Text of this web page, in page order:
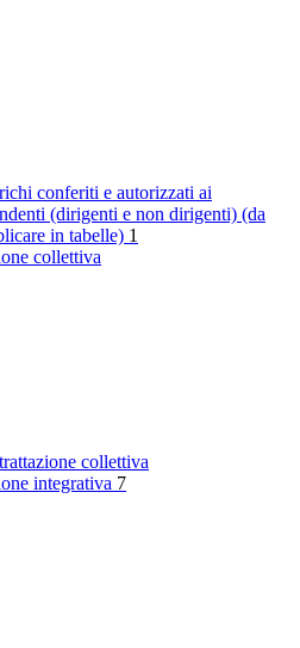
conferiti e autorizzati ai
(dirigenti e non dirigenti) (da
in tabelle) 1
collettiva
collettiva
integrativa 7